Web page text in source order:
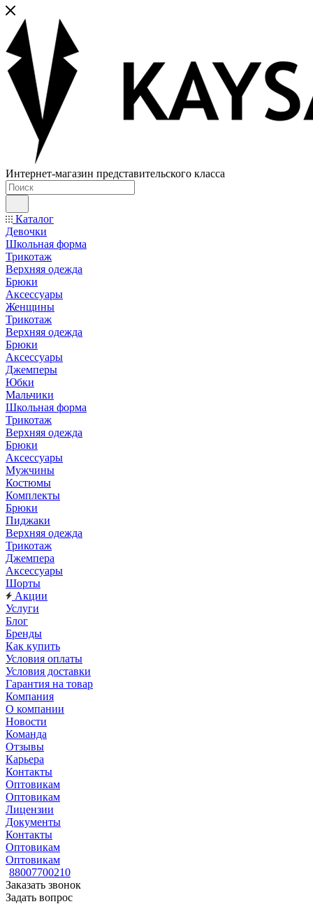
Интернет-магазин представительского класса
Каталог
Девочки
Школьная форма
Трикотаж
Верхняя одежда
Брюки
Аксессуары
Женщины
Трикотаж
Верхняя одежда
Брюки
Аксессуары
Джемперы
Юбки
Мальчики
Школьная форма
Трикотаж
Верхняя одежда
Брюки
Аксессуары
Мужчины
Костюмы
Комплекты
Брюки
Пиджаки
Верхняя одежда
Трикотаж
Джемпера
Аксессуары
Шорты
Акции
Услуги
Блог
Бренды
Как купить
Условия оплаты
Условия доставки
Гарантия на товар
Компания
О компании
Новости
Команда
Отзывы
Карьера
Контакты
Оптовикам
Оптовикам
Лицензии
Документы
Контакты
Оптовикам
Оптовикам
88007700210
Заказать звонок
Задать вопрос